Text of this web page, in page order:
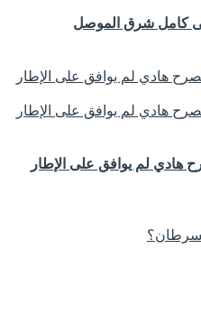
كامل شرق الموصل
هادي لم يوافق على الإطار